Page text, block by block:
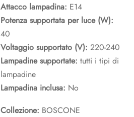
Attacco lampadina: E14
Potenza supportata per luce (W):
40
Voltaggio supportato (V): 220-240
Lampadine supportate: tutti i tipi di
lampadine
Lampadina inclusa: No
Collezione: BOSCONE